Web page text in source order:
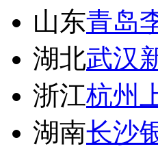
山东青岛
湖北武汉
浙江杭州
湖南长沙